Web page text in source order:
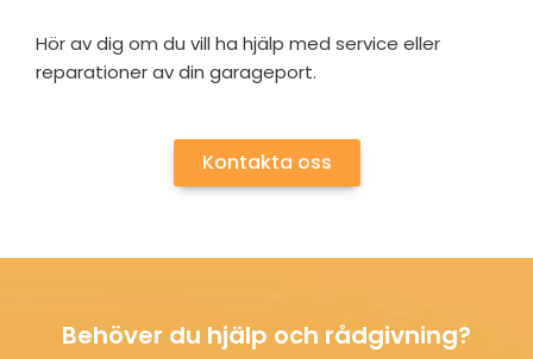
Hör av dig om du vill ha hjälp med service eller
reparationer av din garageport.
Kontakta oss
Behöver du hjälp och rådgivning?